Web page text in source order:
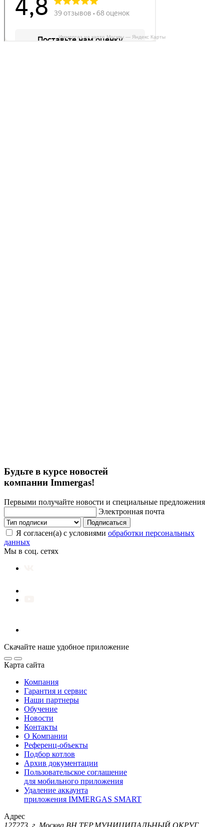
Иммергаз на карте Москвы — Яндекс Карты
Будьте в курсе новостей
компании Immergas!
Первыми получайте новости и специальные предложения
Электронная почта
Подписаться
Я согласен(а) с условиями обработки персональных
данных
Мы в соц. сетях
Скачайте наше удобное приложение
Карта сайта
Компания
Гарантия и сервис
Наши партнеры
Обучение
Новости
Контакты
О Компании
Референц-объекты
Подбор котлов
Архив документации
Пользовательское соглашение
для мобильного приложения
Удаление аккаунта
приложения IMMERGAS SMART
Адрес
127273, г. Москва ВН.ТЕР.МУНИЦИПАЛЬНЫЙ ОКРУГ